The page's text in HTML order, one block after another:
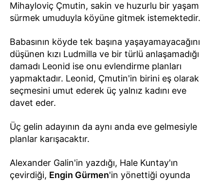
Mihayloviç Çmutin, sakin ve huzurlu bir yaşam
sürmek umuduyla köyüne gitmek istemektedir.
Babasının köyde tek başına yaşayamayacağını
düşünen kızı Ludmilla ve bir türlü anlaşamadığı
damadı Leonid ise onu evlendirme planları
yapmaktadır. Leonid, Çmutin'in birini eş olarak
seçmesini umut ederek üç yalnız kadını eve
davet eder.
Üç gelin adayının da aynı anda eve gelmesiyle
planlar karışacaktır.
Alexander Galin'in yazdığı, Hale Kuntay'ın
çevirdiği, Engin Gürmen'in yönettiği oyunda